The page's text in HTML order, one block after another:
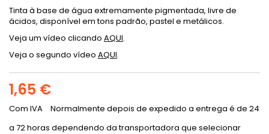
Tinta à base de água extremamente pigmentada, livre de
ácidos, disponível em tons padrão, pastel e metálicos.
Veja um vídeo clicando AQUI.
Veja o segundo vídeo AQUI.
1,65 €
Com IVA
Normalmente depois de expedido a entrega é de 24
a 72 horas dependendo da transportadora que selecionar